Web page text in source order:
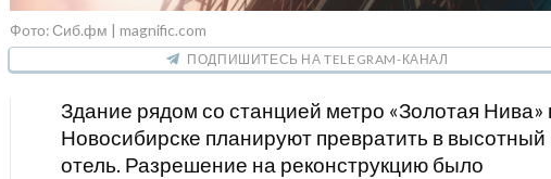
Фото: Сиб.фм | magnific.com
ПОДПИШИТЕСЬ НА TELEGRAM-КАНАЛ
Здание рядом со станцией метро «Золотая Нива»
Новосибирске планируют превратить в высотный
отель. Разрешение на реконструкцию было